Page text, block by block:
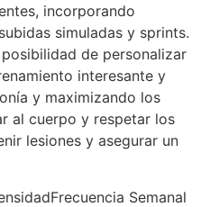
incorporando
simuladas y sprints.
de personalizar
interesante y
y maximizando los
al cuerpo y respetar los
lesiones y asegurar un
Semanal